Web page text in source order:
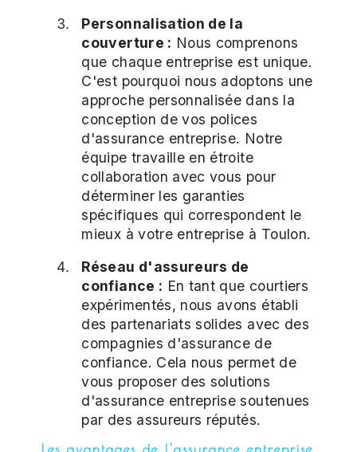
Personnalisation de la
couverture : Nous comprenons
que chaque entreprise est unique.
C'est pourquoi nous adoptons une
approche personnalisée dans la
conception de vos polices
d'assurance entreprise. Notre
équipe travaille en étroite
collaboration avec vous pour
déterminer les garanties
spécifiques qui correspondent le
mieux à votre entreprise à Toulon.
Réseau d'assureurs de
confiance : En tant que courtiers
expérimentés, nous avons établi
des partenariats solides avec des
compagnies d'assurance de
confiance. Cela nous permet de
vous proposer des solutions
d'assurance entreprise soutenues
par des assureurs réputés.